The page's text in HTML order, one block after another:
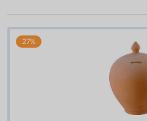
27%